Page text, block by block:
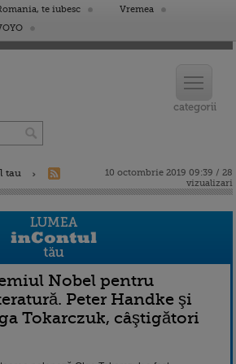
te iubesc
Vremea
tau
10 octombrie 2019 09:39 / 28
vizualizari
Nobel pentru
Peter Handke şi
Tokarczuk, câştigători